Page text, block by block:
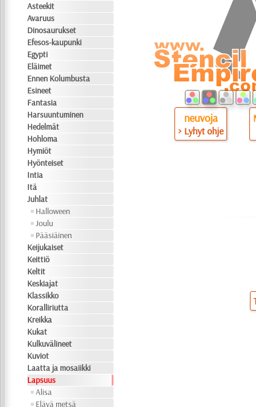
Asteekit
Avaruus
Dinosaurukset
Efesos-kaupunki
Egypti
Eläimet
Ennen Kolumbusta
Esineet
Fantasia
Harsuuntuminen
Hedelmät
Hohloma
Hymiöt
Hyönteiset
Intia
Itä
Juhlat
Halloween
Joulu
Pääsiäinen
Keijukaiset
Keittiö
Keltit
Keskiajat
Klassikko
Koralliriutta
Kreikka
Kukat
Kulkuvälineet
Kuviot
Laatta ja mosaiikki
Lapsuus
Alisa
Elävä metsä
neuvoja
> Lyhyt ohje